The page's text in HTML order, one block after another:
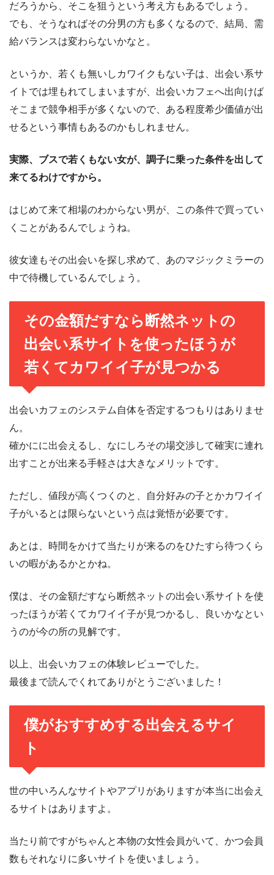
だろうから、そこを狙うという考え方もあるでしょう。
でも、そうなればその分男の方も多くなるので、結局、需
給バランスは変わらないかなと。
というか、若くも無いしカワイクもない子は、出会い系サ
イトでは埋もれてしまいますが、出会いカフェへ出向けば
そこまで競争相手が多くないので、ある程度希少価値が出
せるという事情もあるのかもしれません。
実際、ブスで若くもない女が、調子に乗った条件を出して
来てるわけですから。
はじめて来て相場のわからない男が、この条件で買ってい
くことがあるんでしょうね。
彼女達もその出会いを探し求めて、あのマジックミラーの
中で待機しているんでしょう。
その金額だすなら断然ネットの
出会い系サイトを使ったほうが
若くてカワイイ子が見つかる
出会いカフェのシステム自体を否定するつもりはありませ
ん。
確かにに出会えるし、なにしろその場交渉して確実に連れ
出すことが出来る手軽さは大きなメリットです。
ただし、値段が高くつくのと、自分好みの子とかカワイイ
子がいるとは限らないという点は覚悟が必要です。
あとは、時間をかけて当たりが来るのをひたすら待つくら
いの暇があるかとかね。
僕は、その金額だすなら断然ネットの出会い系サイトを使
ったほうが若くてカワイイ子が見つかるし、良いかなとい
うのが今の所の見解です。
以上、出会いカフェの体験レビューでした。
最後まで読んでくれてありがとうございました！
僕がおすすめする出会えるサイ
ト
世の中いろんなサイトやアプリがありますが本当に出会え
るサイトはありますよ。
当たり前ですがちゃんと本物の女性会員がいて、かつ会員
数もそれなりに多いサイトを使いましょう。